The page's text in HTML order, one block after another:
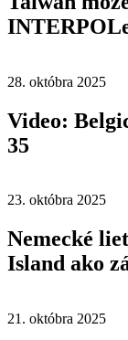
28. októbra 2025
Video:
35
23. októbra 2025
Nemecké
Island ako
21. októbra 2025